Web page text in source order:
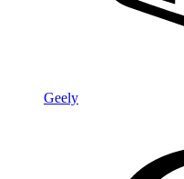
Geely